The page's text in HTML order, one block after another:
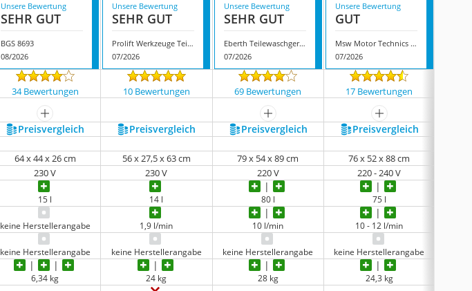
Unsere Bewertung
SEHR GUT
BGS 8693
08/2026
Unsere Bewertung
SEHR GUT
Prolift Werkzeuge Teilewaschgerät
07/2026
Unsere Bewertung
SEHR GUT
Eberth Teilewaschgerät für Werkstatt
07/2026
Unsere Bewertung
GUT
Msw Motor Technics MSW-WPW-75
07/2026
34 Bewertungen 10 Bewertungen 69 Bewertungen 17 Bewertungen
mehr anzeigen mehr anzeigen
mehr anzeigen
Preis­vergleich Preis­vergleich Preis­vergleich Preis­vergleich
64 x 44 x 26 cm 56 x 27,5 x 63 cm ‎79 x 54 x 89 cm 76 x 52 x 88 cm
230 V 230 V 220 V
220 - 240 V
15 l 14 l 80 l 75 l
keine Herstellerangabe 1,9 l/min 10 l/min 10 - 12 l/min
keine Herstellerangabe keine Herstellerangabe keine Herstellerangabe keine Herstellerangabe
6,34 kg 24 kg 28 kg 24,3 kg